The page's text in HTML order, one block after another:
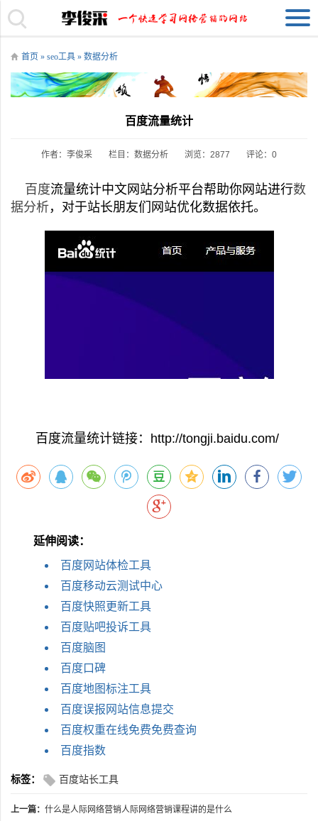
首页 » seo工具 » 数据分析
百度流量统计
作者：李俊采 栏目： 数据分析 浏览：2877 评论：0
百度流量统计中文网站分析平台帮助你网站进行数
据分析，对于站长朋友们网站优化数据依托。
百度流量统计链接：http://tongji.baidu.com/
延伸阅读：
百度网站体检工具
百度移动云测试中心
百度快照更新工具
百度贴吧投诉工具
百度脑图
百度口碑
百度地图标注工具
百度误报网站信息提交
百度权重在线免费免费查询
百度指数
标签： 百度站长工具
上一篇： 什么是人际网络营销人际网络营销课程讲的是什么